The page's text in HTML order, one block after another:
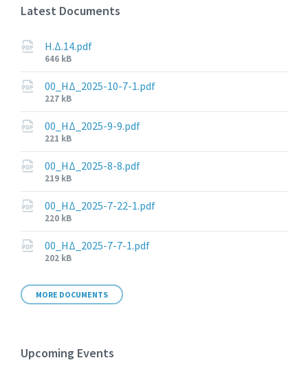
Latest Documents
Η.Δ.14.pdf
File
size:
646 kB
00_ΗΔ_2025-10-7-1.pdf
File
size:
227 kB
00_ΗΔ_2025-9-9.pdf
File
size:
221 kB
00_ΗΔ_2025-8-8.pdf
File
size:
219 kB
00_ΗΔ_2025-7-22-1.pdf
File
size:
220 kB
00_ΗΔ_2025-7-7-1.pdf
File
202 kB
MORE DOCUMENTS
Upcoming Events